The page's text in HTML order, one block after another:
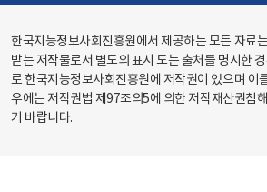
가
한국지능정보사회진흥원에서 제공하는 모든 자료
받는 저작물로서 별도의 표시 도는 출처를 명시한
로 한국지능정보사회진흥원에 저작권이 있으며 이
우에는 저작권법 제97조의5에 의한 저작재산권침
기 바랍니다.